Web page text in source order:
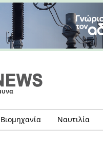
Βιομηχανία Ναυτιλία